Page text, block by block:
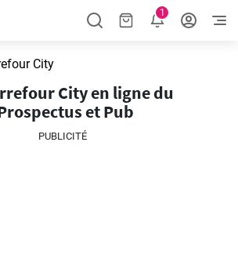
1
City
City en ligne du
et Pub
PUBLICITÉ